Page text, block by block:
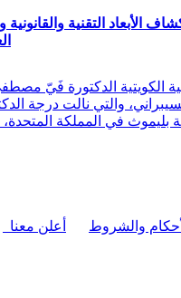
الأبعاد التقنية والقانونية
والتي نالت درجة
في المملكة المتحدة،
أعلن معنا والشروط